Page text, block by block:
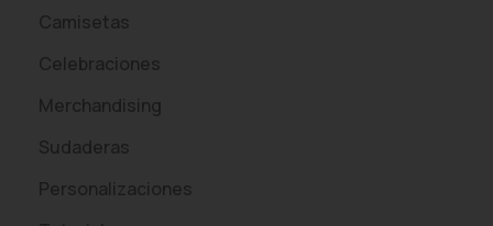
Camisetas
Celebraciones
Merchandising
Sudaderas
Personalizaciones